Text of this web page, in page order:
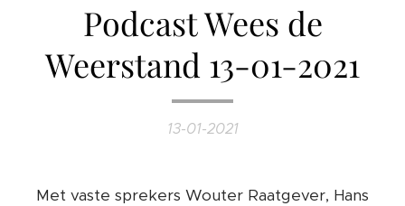
Podcast Wees de
Weerstand 13-01-2021
13-01-2021
Met vaste sprekers Wouter Raatgever, Hans